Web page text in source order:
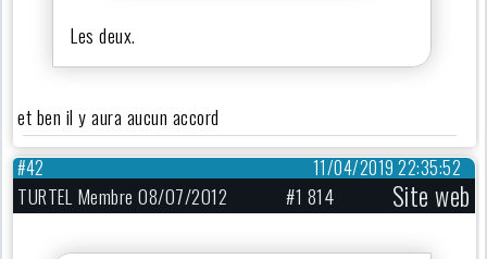
Les deux.
et ben il y aura aucun accord
11/04/2019 22:35:52
#42
TURTEL Membre 08/07/2012 #1 814 Site web